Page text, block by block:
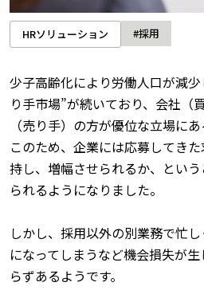
HRソリューション #採用
少子高齢化により労働人口が減
り手市場”が続いており、会社（
（売り手）の方が優位な立場に
このため、企業には応募してき
持し、増幅させられるか、とい
られるようになりました。
しかし、採用以外の別業務で忙
になってしまうなど機会損失が
らずあるようです。